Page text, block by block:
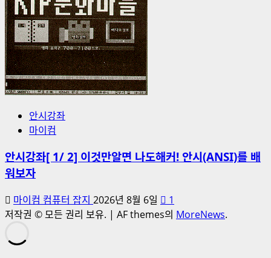
안시강좌
마이컴
안시강좌[ 1/ 2] 이것만알면 나도해커! 안시(ANSI)를 배
워보자
마이컴 컴퓨터 잡지 2026년 8월 6일
1
저작권 © 모든 권리 보유. | AF themes의 MoreNews.